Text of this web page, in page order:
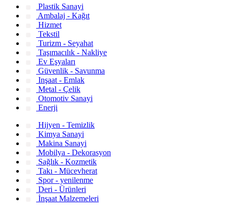
Plastik Sanayi
Ambalaj - Kağıt
Hizmet
Tekstil
Turizm - Seyahat
Taşımacılık - Nakliye
Ev Eşyaları
Güvenlik - Savunma
Inşaat - Emlak
Metal - Çelik
Otomotiv Sanayi
Enerji
Hijyen - Temizlik
Kimya Sanayi
Makina Sanayi
Mobilya - Dekorasyon
Sağlık - Kozmetik
Takı - Mücevherat
Spor - yenilenme
Deri - Ürünleri
İnşaat Malzemeleri